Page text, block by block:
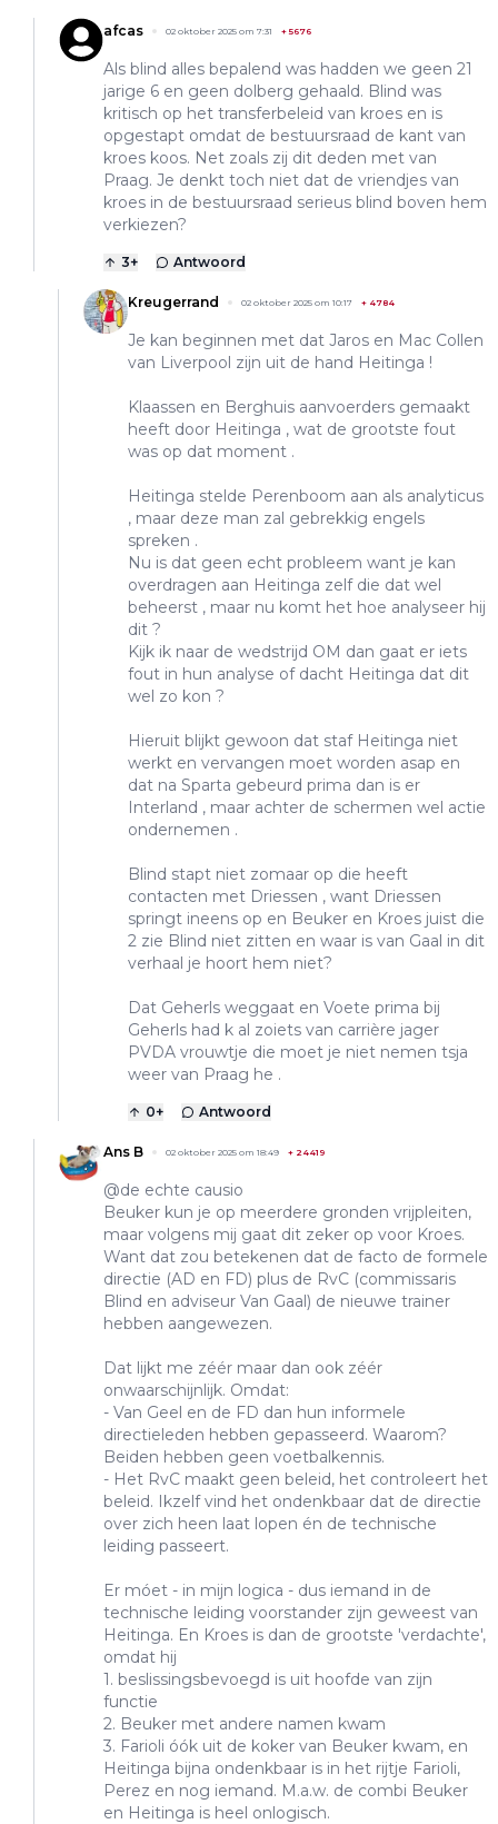
afcas 02 oktober 2025 om 7:31 + 5676
Als blind alles bepalend was hadden we geen 21
jarige 6 en geen dolberg gehaald. Blind was
kritisch op het transferbeleid van kroes en is
opgestapt omdat de bestuursraad de kant van
kroes koos. Net zoals zij dit deden met van
Praag. Je denkt toch niet dat de vriendjes van
kroes in de bestuursraad serieus blind boven hem
verkiezen?
3+ Antwoord
Kreugerrand 02 oktober 2025 om 10:17 + 4784
Je kan beginnen met dat Jaros en Mac Collen
van Liverpool zijn uit de hand Heitinga !
Klaassen en Berghuis aanvoerders gemaakt
heeft door Heitinga , wat de grootste fout
was op dat moment .
Heitinga stelde Perenboom aan als analyticus
, maar deze man zal gebrekkig engels
spreken .
Nu is dat geen echt probleem want je kan
overdragen aan Heitinga zelf die dat wel
beheerst , maar nu komt het hoe analyseer hij
dit ?
Kijk ik naar de wedstrijd OM dan gaat er iets
fout in hun analyse of dacht Heitinga dat dit
wel zo kon ?
Hieruit blijkt gewoon dat staf Heitinga niet
werkt en vervangen moet worden asap en
dat na Sparta gebeurd prima dan is er
Interland , maar achter de schermen wel actie
ondernemen .
Blind stapt niet zomaar op die heeft
contacten met Driessen , want Driessen
springt ineens op en Beuker en Kroes juist die
2 zie Blind niet zitten en waar is van Gaal in dit
verhaal je hoort hem niet?
Dat Geherls weggaat en Voete prima bij
Geherls had k al zoiets van carrière jager
PVDA vrouwtje die moet je niet nemen tsja
weer van Praag he .
0+ Antwoord
Ans B 02 oktober 2025 om 18:49 + 24419
@de echte causio
Beuker kun je op meerdere gronden vrijpleiten,
maar volgens mij gaat dit zeker op voor Kroes.
Want dat zou betekenen dat de facto de formele
directie (AD en FD) plus de RvC (commissaris
Blind en adviseur Van Gaal) de nieuwe trainer
hebben aangewezen.
Dat lijkt me zéér maar dan ook zéér
onwaarschijnlijk. Omdat:
- Van Geel en de FD dan hun informele
directieleden hebben gepasseerd. Waarom?
Beiden hebben geen voetbalkennis.
- Het RvC maakt geen beleid, het controleert het
beleid. Ikzelf vind het ondenkbaar dat de directie
over zich heen laat lopen én de technische
leiding passeert.
Er móet - in mijn logica - dus iemand in de
technische leiding voorstander zijn geweest van
Heitinga. En Kroes is dan de grootste 'verdachte',
omdat hij
1. beslissingsbevoegd is uit hoofde van zijn
functie
2. Beuker met andere namen kwam
3. Farioli óók uit de koker van Beuker kwam, en
Heitinga bijna ondenkbaar is in het rijtje Farioli,
Perez en nog iemand. M.a.w. de combi Beuker
en Heitinga is heel onlogisch.